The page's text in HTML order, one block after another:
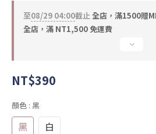
至08/29 04:00截止全店，滿1500贈
全店，滿 NT1,500 免運費
NT$390
顏色 : 黑
黑 白